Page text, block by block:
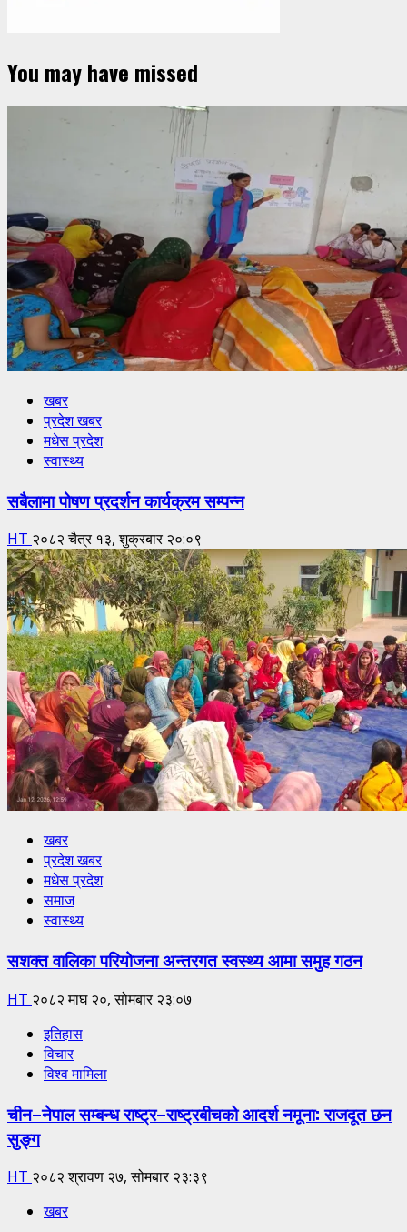
You may have missed
खबर
प्रदेश खबर
मधेस प्रदेश
स्वास्थ्य
सबैलामा पोषण प्रदर्शन कार्यक्रम सम्पन्न
HT २०८२ चैत्र १३, शुक्रबार २०:०९
खबर
प्रदेश खबर
मधेस प्रदेश
समाज
स्वास्थ्य
सशक्त वालिका परियोजना अन्तरगत स्वस्थ्य आमा समुह गठन
HT २०८२ माघ २०, सोमबार २३:०७
इतिहास
विचार
विश्व मामिला
चीन–नेपाल सम्बन्ध राष्ट्र–राष्ट्रबीचको आदर्श नमूना: राजदूत छन
सुङ्ग
HT २०८२ श्रावण २७, सोमबार २३:३९
खबर